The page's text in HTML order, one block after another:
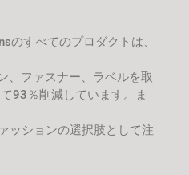
のすべてのプロダクトは、
、ファスナー、ラベルを取
93％削減しています。ま
ッションの選択肢として注